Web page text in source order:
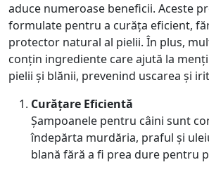
aduce numeroase beneficii. Aceste
formulate pentru a curăța eficient,
protector natural al pielii. În plus,
conțin ingrediente care ajută la
pielii și blănii, prevenind uscarea și
Curățare Eficientă
Șampoanele pentru câini sunt
îndepărta murdăria, praful și
blană fără a fi prea dure pentru